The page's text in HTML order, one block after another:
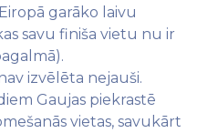
garāko laivu
savu finiša vietu nu ir
izvēlēta nejauši.
Gaujas piekrastē
vietas, savukārt